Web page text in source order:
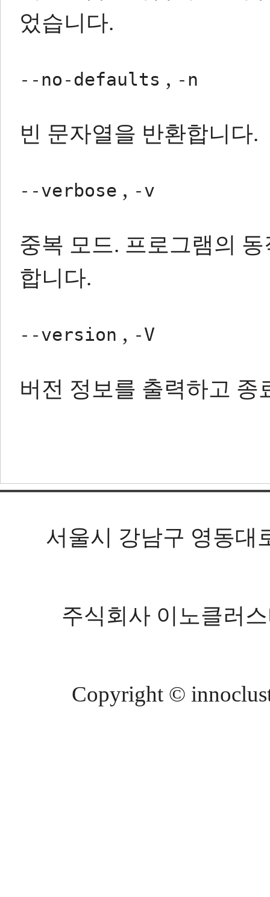
었습니다.
--no-defaults , -n
빈 문자열을 반환합니다.
--verbose , -v
중복 모드. 프로그램의
합니다.
--version , -V
버전 정보를 출력하고 종
서울시 강남구 영동대
주식회사 이노클러
Copyright ©